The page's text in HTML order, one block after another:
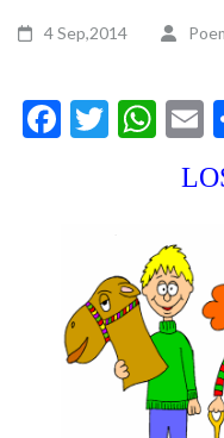
4 Sep,2014
Facebook